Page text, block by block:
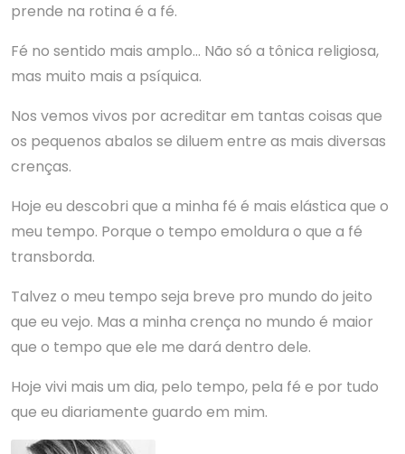
prende na rotina é a fé.
Fé no sentido mais amplo… Não só a tônica religiosa,
mas muito mais a psíquica.
Nos vemos vivos por acreditar em tantas coisas que
os pequenos abalos se diluem entre as mais diversas
crenças.
Hoje eu descobri que a minha fé é mais elástica que o
meu tempo. Porque o tempo emoldura o que a fé
transborda.
Talvez o meu tempo seja breve pro mundo do jeito
que eu vejo. Mas a minha crença no mundo é maior
que o tempo que ele me dará dentro dele.
Hoje vivi mais um dia, pelo tempo, pela fé e por tudo
que eu diariamente guardo em mim.